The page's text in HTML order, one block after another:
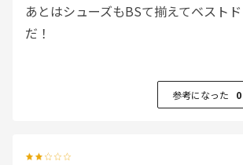
あとはシューズもBSて揃えてベスト
だ！
参考になった 0